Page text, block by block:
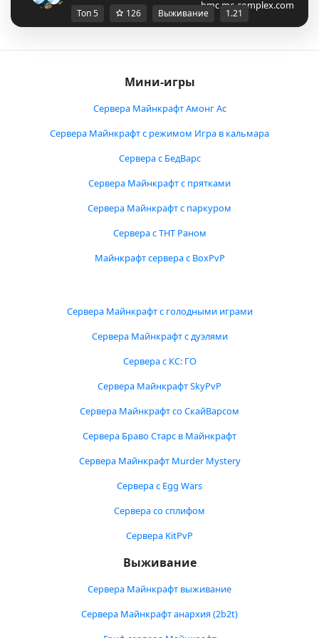
bmc.mc-complex.com
Топ 5 126 Выживание 1.21
Мини-игры
Сервера Майнкрафт Амонг Ас
Сервера Майнкрафт с режимом Игра в кальмара
Сервера с БедВарс
Сервера Майнкрафт с прятками
Сервера Майнкрафт с паркуром
Сервера с ТНТ Раном
Майнкрафт сервера с BoxPvP
Сервера Майнкрафт с голодными играми
Сервера Майнкрафт с дуэлями
Сервера с КС: ГО
Сервера Майнкрафт SkyPvP
Сервера Майнкрафт со СкайВарсом
Сервера Браво Старс в Майнкрафт
Сервера Майнкрафт Murder Mystery
Сервера с Egg Wars
Сервера со сплифом
Сервера KitPvP
Выживание
Сервера Майнкрафт выживание
Сервера Майнкрафт анархия (2b2t)